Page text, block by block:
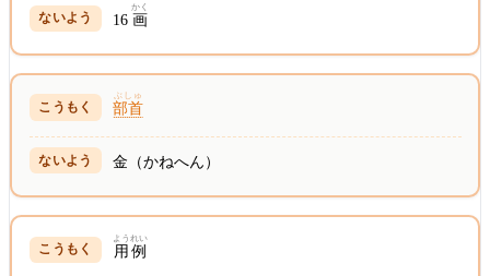
16画
かく
部首
ぶしゅ
金（かねへん）
用例
ようれい